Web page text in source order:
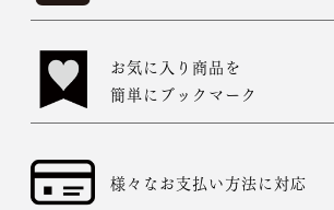
お気に入り商品を
簡単にブックマーク
様々なお支払い方法に対応